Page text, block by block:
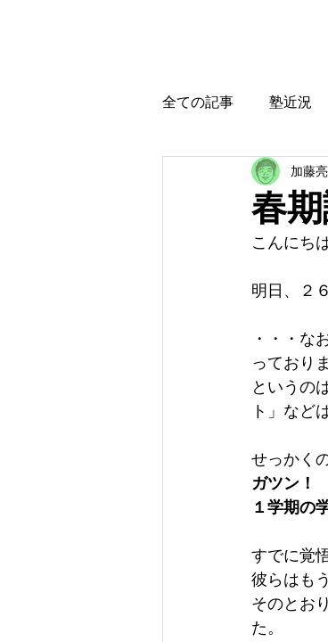
全ての記事 塾近況
育児・教育本感想
春
加藤
こんにち
明日、２
・・・な
っており
というの
ト」など
せっかく
ガツン！
１学期の
すでに覚
彼らはも
そのとお
た。